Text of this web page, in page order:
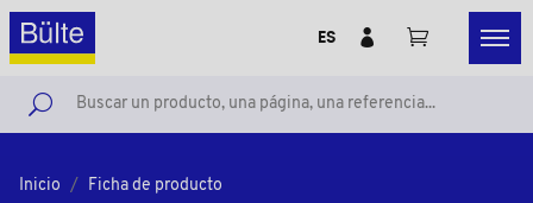
ES
Inicio Ficha de producto